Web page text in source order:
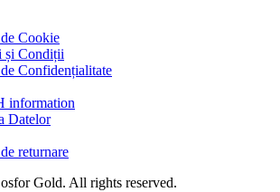
Cookie
și Condiții
Confidențialitate
information
Datelor
returnare
Gold. All rights reserved.